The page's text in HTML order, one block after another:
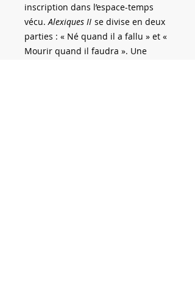
inscription dans l’espace-temps
vécu. Alexiques II se divise en deux
parties : « Né quand il a fallu » et «
Mourir quand il faudra ». Une